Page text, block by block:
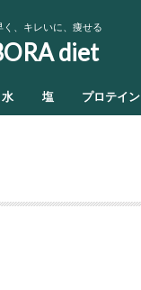
く、キレいに、痩せる
diet
水 塩 プロテイン